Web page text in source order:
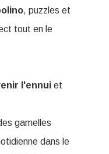
, puzzles et
tout en le
l'ennui et
gamelles
dans le